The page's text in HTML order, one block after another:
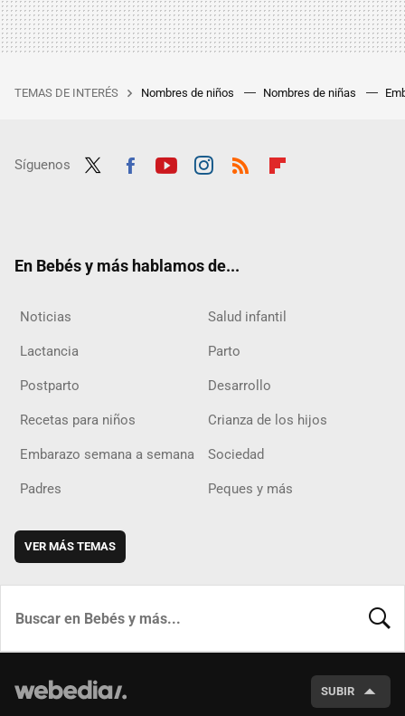
TEMAS DE INTERÉS Nombres de niños Nombres de niñas
Síguenos
En Bebés y más hablamos de...
Noticias Salud infantil
Lactancia Parto
Postparto Desarrollo
Recetas para niños Crianza de los hijos
Embarazo semana a semana Sociedad
Padres Peques y más
VER MÁS TEMAS
SUBIR